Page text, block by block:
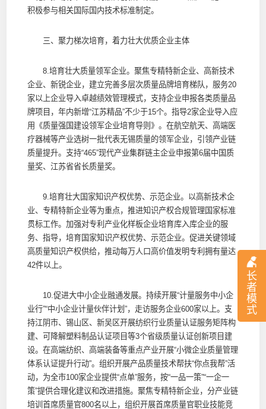
长
者
模
式
积极参与相关国际国内技术标准制定。
三、聚力梯次培育，着力壮大优质企业主体
8.培育壮大质量领军企业。聚焦专精特新企业、高新技术
企业、新锐企业，建立完善多层次质量品牌培育梯队，服务20
家以上企业导入卓越绩效管理模式，支持企业申报各类质量品
牌项目，年内新增“江苏精品”不少于15个。指导2家企业导入应
用《质量强国建设领军企业培育导则》。在航空航天、高端医
疗器械等产业选树一批代表无锡质量的领军企业，引领产业链
质量提升。支持“465”现代产业集群链主企业申报第6届中国质
量奖、江苏省省长质量奖。
9.培育壮大国家知识产权优势、示范企业。以高新技术企
业、专精特新企业等为重点，推进知识产权合规管理国家标准
贯标工作。加强对专利产业化样板企业培育库入库企业的服
务、指导，培育国家知识产权优势、示范企业。促进关键领域
高质量知识产权供给，推动每万人口高价值发明专利拥有量达
42件以上。
10.促进大中小企业融通发展。持续开展“计量服务中小企
业行”“中小企业计量伙伴计划”，走访服务企业600家以上。支
持江阴市、锡山区、新吴区开展纺织行业质量认证服务矩阵构
建、可降解塑料制品认证项目等3个省级质量认证创新项目建
设。在高端纺织、高端装备等重点产业开展“小微企业质量管理
体系认证提升行动”。组织开展产品质量技术帮扶“你点我帮”活
动，为全市100家企业提供“点单”服务，按“一品一策”“一企一
策”提供合理化建议和改进措施。聚焦专精特新企业，分产业链
培训首席质量官800名以上，组织开展首席质量官职业技能竞